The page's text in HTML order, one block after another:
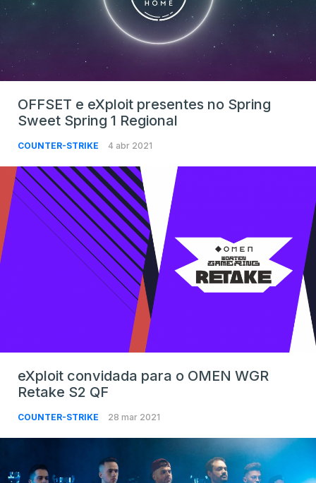
OFFSET e eXploit presentes no Spring
Sweet Spring 1 Regional
COUNTER-STRIKE 4 abr 2021
eXploit convidada para o OMEN WGR
Retake S2 QF
COUNTER-STRIKE 28 mar 2021